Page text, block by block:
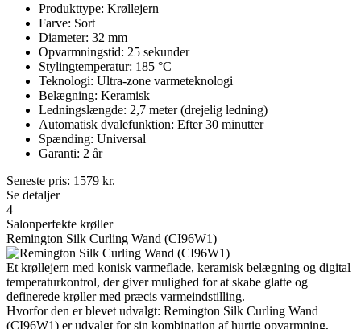
Produkttype: Krøllejern
Farve: Sort
Diameter: 32 mm
Opvarmningstid: 25 sekunder
Stylingtemperatur: 185 °C
Teknologi: Ultra-zone varmeteknologi
Belægning: Keramisk
Ledningslængde: 2,7 meter (drejelig ledning)
Automatisk dvalefunktion: Efter 30 minutter
Spænding: Universal
Garanti: 2 år
Seneste pris: 1579 kr.
Se detaljer
4
Salonperfekte krøller
Remington Silk Curling Wand (CI96W1)
Et krøllejern med konisk varmeflade, keramisk belægning og digital
temperaturkontrol, der giver mulighed for at skabe glatte og
definerede krøller med præcis varmeindstilling.
Hvorfor den er blevet udvalgt: Remington Silk Curling Wand
(CI96W1) er udvalgt for sin kombination af hurtig opvarmning,